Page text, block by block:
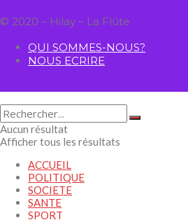
© 2020 – Hilay – La Flûte
QUI SOMMES-NOUS?
NOUS ECRIRE
Aucun résultat
Afficher tous les résultats
ACCUEIL
POLITIQUE
SOCIETE
SANTE
SPORT